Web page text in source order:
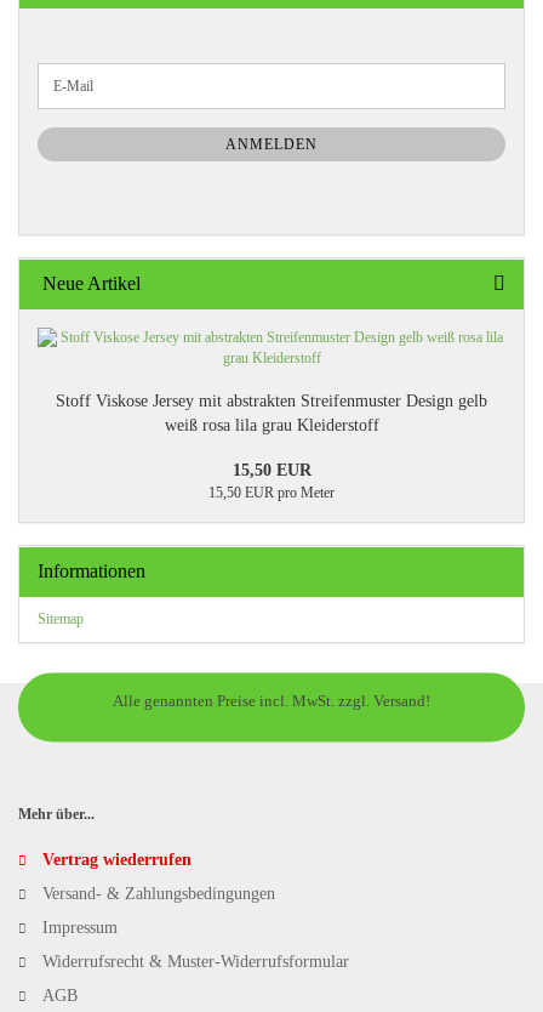
ZUR
NEWSLETTER-
ANMELDUNG
E-
Mail
ANMELDEN
Neue Artikel
Stoff Viskose Jersey mit abstrakten Streifenmuster Design gelb
weiß rosa lila grau Kleiderstoff
15,50 EUR
15,50 EUR pro Meter
Informationen
Sitemap
Alle genannten Preise incl. MwSt. zzgl. Versand!
Mehr über...
Vertrag wiederrufen
Versand- & Zahlungsbedingungen
Impressum
Widerrufsrecht & Muster-Widerrufsformular
AGB